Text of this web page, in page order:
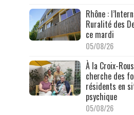
Rhône :
Ruralité des
ce mardi
05/08/26
À la Croix-
cherche des
résidents en
psychique
05/08/26